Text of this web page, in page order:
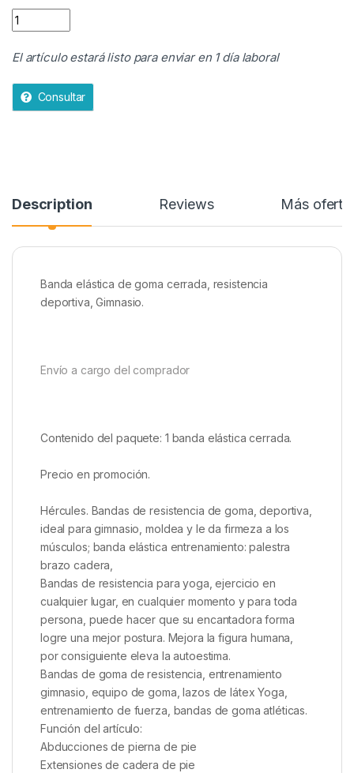
Banda Elástica De Goma, Resistencia Deportiva, Gimnasio
El artículo estará listo para enviar en 1 día laboral
Consultar
Description Reviews Más
Banda elástica de goma cerrada, resistencia
deportiva, Gimnasio.
Envío a cargo del comprador
Contenido del paquete: 1 banda elástica cerrada.
Precio en promoción.
Hércules. Bandas de resistencia de goma, deportiva,
ideal para gimnasio, moldea y le da firmeza a los
músculos; banda elástica entrenamiento: palestra
brazo cadera,
Bandas de resistencia para yoga, ejercicio en
cualquier lugar, en cualquier momento y para toda
persona, puede hacer que su encantadora forma
logre una mejor postura. Mejora la figura humana,
por consiguiente eleva la autoestima.
Bandas de goma de resistencia, entrenamiento
gimnasio, equipo de goma, lazos de látex Yoga,
entrenamiento de fuerza, bandas de goma atléticas.
Función del artículo:
Abducciones de pierna de pie
Extensiones de cadera de pie